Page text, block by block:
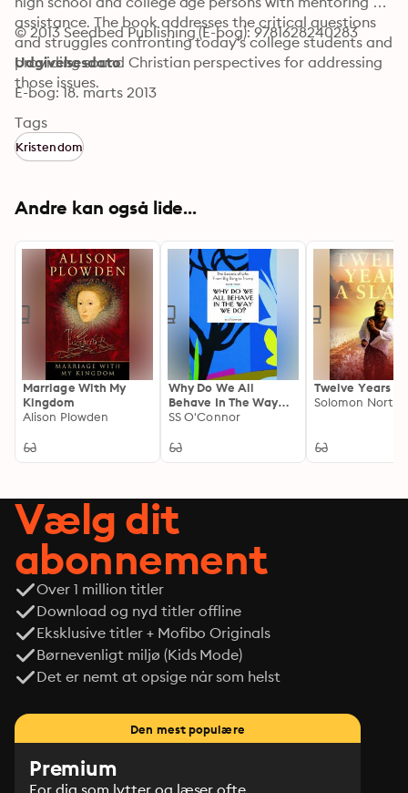
assistance. The book addresses the critical questions
and struggles confronting today's college students and
providing sound Christian perspectives for addressing
those issues.
© 2013 Seedbed Publishing (E-bog): 9781628240283
Udgivelsesdato
E-bog: 18. marts 2013
Tags
Kristendom
Andre kan også lide...
Marriage With My
Kingdom
Alison Plowden
Why Do We All
Behave In The Way
We Do?
SS O'Connor
Twelve Years a
Solomon
Vælg dit
abonnement
Over 1 million titler
Download og nyd titler offline
Eksklusive titler + Mofibo Originals
Børnevenligt miljø (Kids Mode)
Det er nemt at opsige når som helst
Den mest populære
Premium
For dig som lytter og læser ofte.